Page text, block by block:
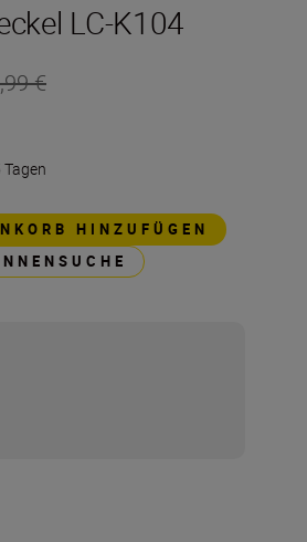
LC-K104
€
HINZUFÜGEN